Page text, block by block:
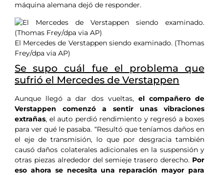
máquina alemana dejó de responder.
El Mercedes de Verstappen siendo examinado. (Thomas
Frey/dpa via AP)
Se supo cuál fue el problema que
sufrió el Mercedes de Verstappen
Aunque llegó a dar dos vueltas, el compañero de
Verstappen comenzó a sentir unas vibraciones
extrañas, el auto perdió rendimiento y regresó a boxes
para ver qué le pasaba. “Resultó que teníamos daños en
el eje de transmisión, lo que por desgracia también
causó daños colaterales adicionales en la suspensión y
otras piezas alrededor del semieje trasero derecho. Por
eso ahora se necesita una reparación mayor para